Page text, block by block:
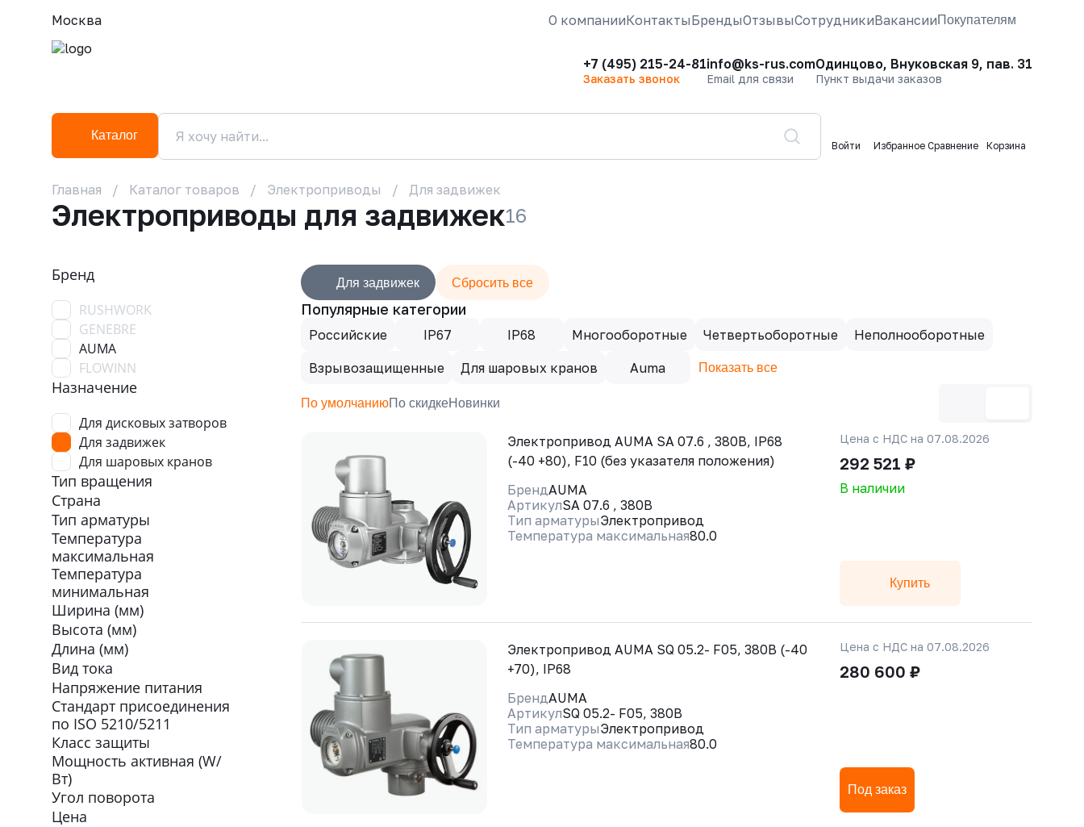
Москва О компанииКонтактыБрендыОтзывыСотрудникиВакансииПокупателям
+7 (495) 215-24-81
Заказать звонок
info@ks-rus.com
Email для связи
Одинцово, Внуковская 9, пав. 31
Пункт выдачи заказов
Каталог
Войти Избранное Сравнение Корзина
Главная Каталог товаров Электроприводы Для задвижек
Электроприводы для задвижек16
Бренд
RUSHWORK
GENEBRE
AUMA
FLOWINN
Назначение
Для дисковых затворов
Для задвижек
Для шаровых кранов
Тип вращения
Страна
Тип арматуры
Температура
максимальная
Температура
минимальная
Ширина (мм)
Высота (мм)
Длина (мм)
Вид тока
Напряжение питания
Стандарт присоединения
по ISO 5210/5211
Класс защиты
Мощность активная (W/
Вт)
Угол поворота
Цена
Для задвижек Сбросить все
Популярные категории
Российские IP67 IP68 Многооборотные Четвертьоборотные Неполнооборотные
Взрывозащищенные Для шаровых кранов Auma Показать все
По умолчаниюПо скидкеНовинки
Электропривод AUMA SA 07.6 , 380В, IP68
(-40 +80), F10 (без указателя положения)
БрендAUMA
АртикулSA 07.6 , 380В
Тип арматурыЭлектропривод
Температура максимальная80.0
Цена с НДС на 07.08.2026
292 521 ₽
В наличии
Купить
Электропривод AUMA SQ 05.2- F05, 380В (-40
+70), IP68
БрендAUMA
АртикулSQ 05.2- F05, 380В
Тип арматурыЭлектропривод
Температура максимальная80.0
Цена с НДС на 07.08.2026
280 600 ₽
Под заказ